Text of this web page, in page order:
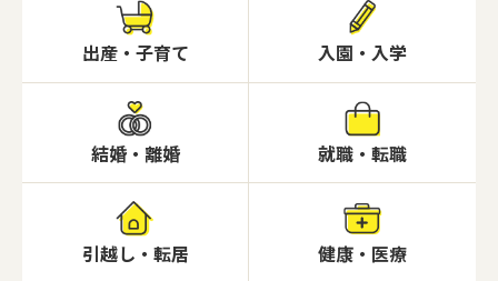
出産・子育て 入園・入学
結婚・離婚 就職・転職
引越し・転居 健康・医療